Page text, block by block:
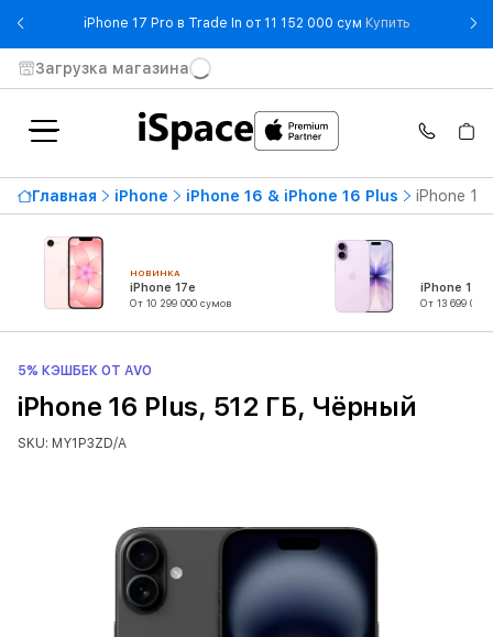
iPhone 17 Pro в Trade In от 11 152 000 сум Купить- iPhone 17
Загрузка магазина
Главная iPhone iPhone 16 & iPhone 16 Plus iPhone 16
НОВИНКА
iPhone 17e
От 10 299 000 сумов
iPhone 17
От 13 699 000
5% КЭШБЕК ОТ AVO
iPhone 16 Plus, 512 ГБ, Чёрный
SKU: MY1P3ZD/A